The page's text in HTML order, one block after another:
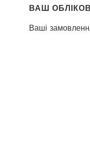
ВАШ
Ваші